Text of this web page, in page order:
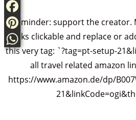
Reminder: support the creator.
links clickable and replace or
this very tag: `?tag=pt-setup-
all travel related amazon
https://www.amazon.de/dp/
Twitter
Facebook
Pinterest
WhatsApp